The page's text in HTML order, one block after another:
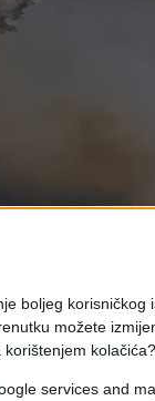
boljeg korisničkog
možete
kolačića?
services and
sve pred
idite: Stiglo